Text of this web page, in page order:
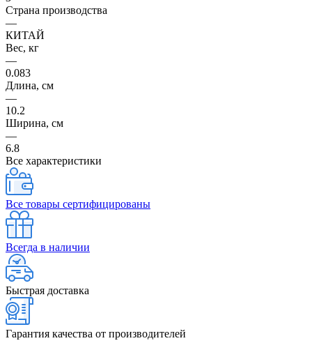
Страна производства
—
КИТАЙ
Вес, кг
—
0.083
Длина, см
—
10.2
Ширина, см
—
6.8
Все характеристики
Все товары сертифицированы
Всегда в наличии
Быстрая доставка
Гарантия качества от производителей